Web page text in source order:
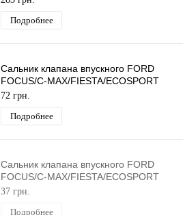
Подробнее
Сальник клапана впускного FORD
FOCUS/C-MAX/FIESTA/ECOSPORT
1995-2019 (1.25/1.4/1.6) ELRING
72 грн.
Подробнее
Сальник клапана впускного FORD
FOCUS/C-MAX/FIESTA/ECOSPORT
1995-2019 (1.25/1.4/1.6) SKT
37 грн.
Подробнее